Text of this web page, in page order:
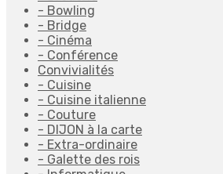
- Bowling
- Bridge
- Cinéma
- Conférence
Convivialités
- Cuisine
- Cuisine italienne
- Couture
- DIJON à la carte
- Extra-ordinaire
- Galette des rois